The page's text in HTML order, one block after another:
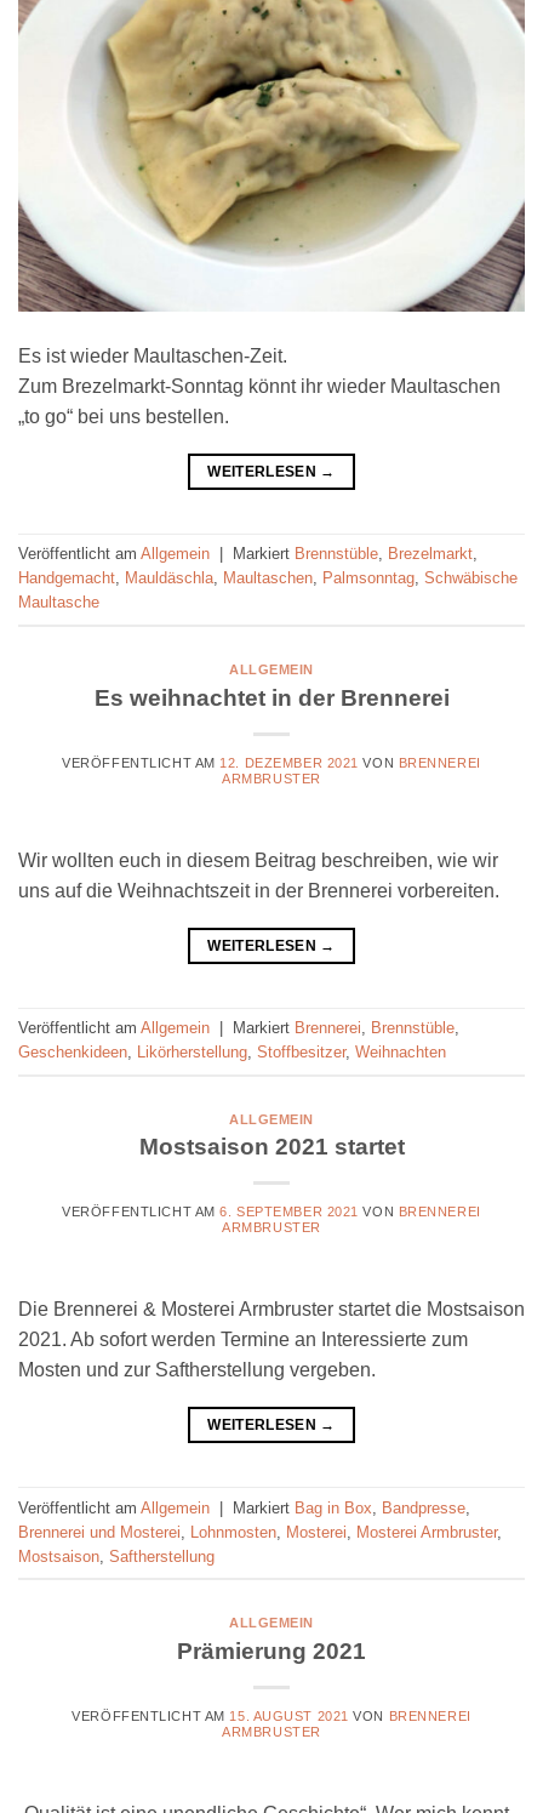
Es ist wieder Maultaschen-Zeit.
Zum Brezelmarkt-Sonntag könnt ihr wieder Maultaschen
„to go“ bei uns bestellen.
WEITERLESEN →
Veröffentlicht am Allgemein Markiert Brennstüble, Brezelmarkt,
Handgemacht, Mauldäschla, Maultaschen, Palmsonntag, Schwäbische
Maultasche
ALLGEMEIN
Es weihnachtet in der Brennerei
VERÖFFENTLICHT AM 12. DEZEMBER 2021 VON BRENNEREI
ARMBRUSTER
Wir wollten euch in diesem Beitrag beschreiben, wie wir
uns auf die Weihnachtszeit in der Brennerei vorbereiten.
WEITERLESEN →
Veröffentlicht am Allgemein Markiert Brennerei, Brennstüble,
Geschenkideen, Likörherstellung, Stoffbesitzer, Weihnachten
ALLGEMEIN
Mostsaison 2021 startet
VERÖFFENTLICHT AM6. SEPTEMBER 2021 VON
BRENNEREI
ARMBRUSTER
Die Brennerei & Mosterei Armbruster startet die Mostsaison
2021. Ab sofort werden Termine an Interessierte zum
Mosten und zur Saftherstellung vergeben.
WEITERLESEN →
Veröffentlicht am Allgemein | Markiert Bag in Box Bandpresse
Brennerei und Mosterei
Lohnmosten Mosterei Mosterei Armbruster,
Mostsaison Saftherstellung
ALLGEMEIN
Prämierung 2021
VERÖFFENTLICHT AM 15. AUGUST 2021 VON BRENNEREI
ARMBRUSTER